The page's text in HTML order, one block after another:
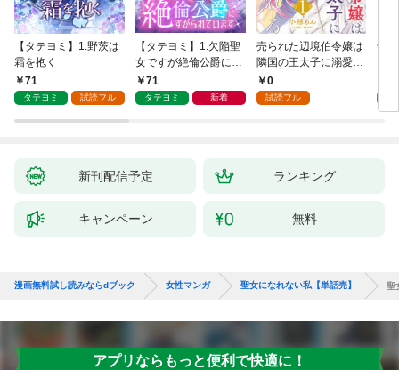
【タテヨミ】1.野茨は
霜を抱く
71
タテヨミ 試読フル
【タテヨミ】1.欠陥聖
女ですが絶倫公爵にす
がられています
71
タテヨミ 新着
売られた辺境伯令嬢は
隣国の王太子に溺愛さ
れる 1
0
試読フル
千
家
新刊配信予定 ランキング
キャンペーン 無料
漫画無料試し読みならdブック 女性マンガ 聖女になれない私【単話売】 聖
アプリならもっと便利で快適に！